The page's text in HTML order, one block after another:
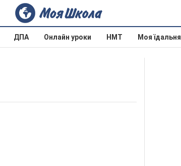
ДПА Онлайн уроки НМТ Моя їдальня